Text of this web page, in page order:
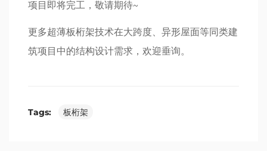
项目即将完工，敬请期待~
更多超薄板桁架技术在大跨度、异形屋面等同类建
筑项目中的结构设计需求，欢迎垂询。
Tags: 板桁架